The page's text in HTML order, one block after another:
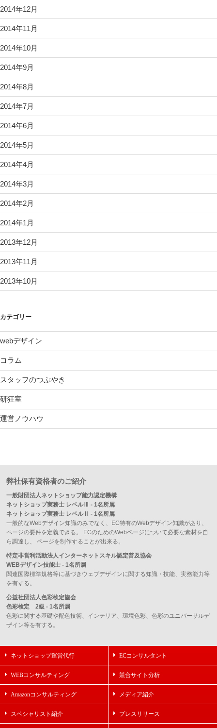
2014年12月
2014年11月
2014年10月
2014年9月
2014年8月
2014年7月
2014年6月
2014年5月
2014年4月
2014年3月
2014年2月
2014年1月
2013年12月
2013年11月
2013年10月
カテゴリー
webデザイン
コラム
スタッフのつぶやき
研狂室
運営ノウハウ
弊社保有資格者のご紹介
一般財団法人ネットショップ能力認定機構
ネットショップ実務士 レベルⅢ - 1名所属
ネットショップ実務士 レベルⅡ - 1名所属
一般的なWebデザイン知識のみでなく、EC特有のWebデザイン知識があり、
ページの要件を定義できる。 ECのためのWebページについて必要な素材を自
ら調達し、 ページを制作することが出来る。
特定非営利活動法人インターネットスキル認定普及協会
WEBデザイン技能士 - 1名所属
関連国際標準規格等に基づきウェブデザインに関する知識・技能、実務能力等
を有する。
公益社団法人色彩検定協会
色彩検定 2級 - 1名所属
色彩に関する基礎や配色技術、インテリア、環境色彩、色彩のユニバーサルデ
ザイン等を有する。
ネットショップ運営代行 ECコンサルタント
WEBコンサルティング 競合サイト分析
Amazonコンサルティング メディア紹介
スペシャリスト紹介 プレスリリース